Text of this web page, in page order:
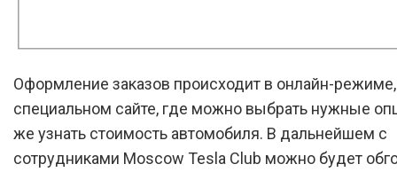
Оформление заказов происходит в онлайн-режиме,
специальном сайте, где можно выбрать нужные
же узнать стоимость автомобиля. В дальнейшем с
сотрудниками Moscow Tesla Club можно будет